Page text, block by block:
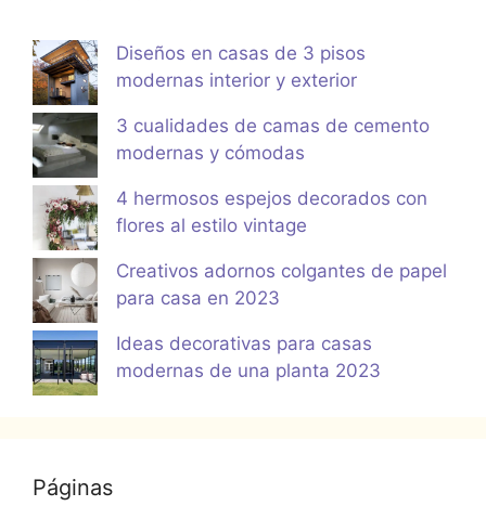
Diseños en casas de 3 pisos
modernas interior y exterior
3 cualidades de camas de cemento
modernas y cómodas
4 hermosos espejos decorados con
flores al estilo vintage
Creativos adornos colgantes de papel
para casa en 2023
Ideas decorativas para casas
modernas de una planta 2023
Páginas